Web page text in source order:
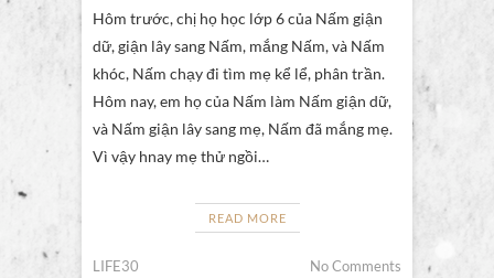
Hôm trước, chị họ học lớp 6 của Nấm giận
dữ, giận lây sang Nấm, mắng Nấm, và Nấm
khóc, Nấm chạy đi tìm mẹ kể lể, phân trần.
Hôm nay, em họ của Nấm làm Nấm giận dữ,
và Nấm giận lây sang mẹ, Nấm đã mắng mẹ.
Vì vậy hnay mẹ thử ngồi…
READ MORE
LIFE30 No Comments